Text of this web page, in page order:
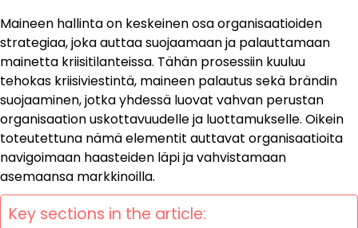
Maineen hallinta on keskeinen osa organisaatioiden
strategiaa, joka auttaa suojaamaan ja palauttamaan
mainetta kriisitilanteissa. Tähän prosessiin kuuluu
tehokas kriisiviestintä, maineen palautus sekä brändin
suojaaminen, jotka yhdessä luovat vahvan perustan
organisaation uskottavuudelle ja luottamukselle. Oikein
toteutettuna nämä elementit auttavat organisaatioita
navigoimaan haasteiden läpi ja vahvistamaan
asemaansa markkinoilla.
Key sections in the article: